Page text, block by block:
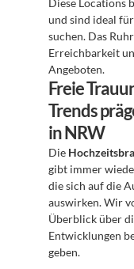
Diese Locations
und sind ideal
suchen. Das
Erreichbarkeit
Angeboten.
Freie
Trends
in NRW
Die
gibt immer
die sich auf die
auswirken. Wir
Überblick über
Entwicklungen
geben.